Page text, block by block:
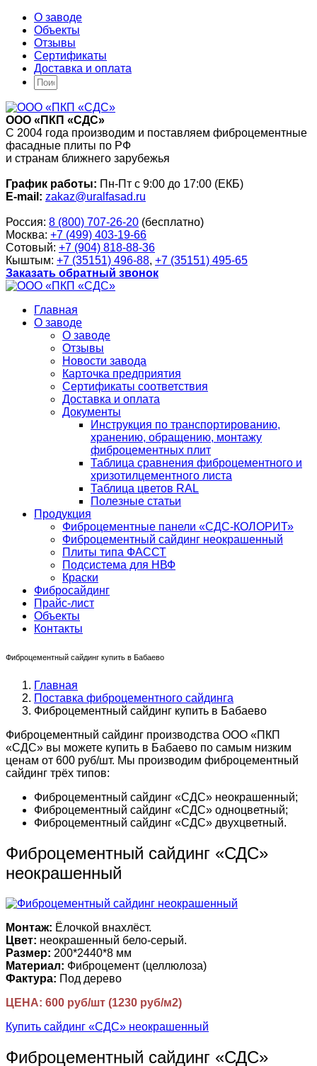
О заводе
Объекты
Отзывы
Сертификаты
Доставка и оплата
ООО «ПКП «СДС»
С 2004 года производим и поставляем фиброцементные
фасадные плиты по РФ
и странам ближнего зарубежья
График работы: Пн-Пт с 9:00 до 17:00 (ЕКБ)
E-mail: zakaz@uralfasad.ru
Россия: 8 (800) 707-26-20 (бесплатно)
Москва: +7 (499) 403-19-66
Сотовый: +7 (904) 818-88-36
Кыштым: +7 (35151) 496-88, +7 (35151) 495-65
Заказать обратный звонок
Главная
О заводе
О заводе
Отзывы
Новости завода
Карточка предприятия
Сертификаты соответствия
Доставка и оплата
Документы
Инструкция по транспортированию,
хранению, обращению, монтажу
фиброцементных плит
Таблица сравнения фиброцементного и
хризотилцементного листа
Таблица цветов RAL
Полезные статьи
Продукция
Фиброцементные панели «СДС-КОЛОРИТ»
Фиброцементный сайдинг неокрашенный
Плиты типа ФАССТ
Подсистема для НВФ
Краски
Фибросайдинг
Прайс-лист
Объекты
Контакты
Фиброцементный сайдинг купить в Бабаево
Главная
Поставка фиброцементного сайдинга
Фиброцементный сайдинг купить в Бабаево
Фиброцементный сайдинг производства ООО «ПКП
«СДС» вы можете купить в Бабаево по самым низким
ценам от 600 руб/шт. Мы производим фиброцементный
сайдинг трёх типов:
Фиброцементный сайдинг «СДС» неокрашенный;
Фиброцементный сайдинг «СДС» одноцветный;
Фиброцементный сайдинг «СДС» двухцветный.
Фиброцементный сайдинг «СДС»
неокрашенный
Монтаж: Ёлочкой внахлёст.
Цвет: неокрашенный бело-серый.
Размер: 200*2440*8 мм
Материал: Фиброцемент (целлюлоза)
Фактура: Под дерево
ЦЕНА: 600 руб/шт (1230 руб/м2)
Купить сайдинг «СДС» неокрашенный
Фиброцементный сайдинг «СДС»